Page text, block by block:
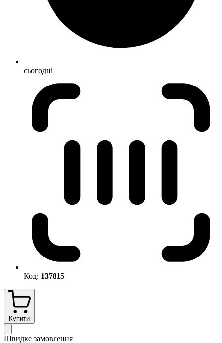
сьогодні
Код: 137815
Купити
Швидке замовлення